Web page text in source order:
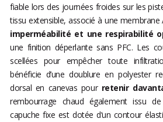
fiable lors des journées froides sur les
tissu extensible, associé à une membrane
imperméabilité et une respirabilité
une finition déperlante sans PFC. Les
scellées pour empêcher toute
bénéficie d’une doublure en polyester
dorsal en canevas pour retenir
rembourrage chaud également issu
capuche fixe est dotée d’un contour